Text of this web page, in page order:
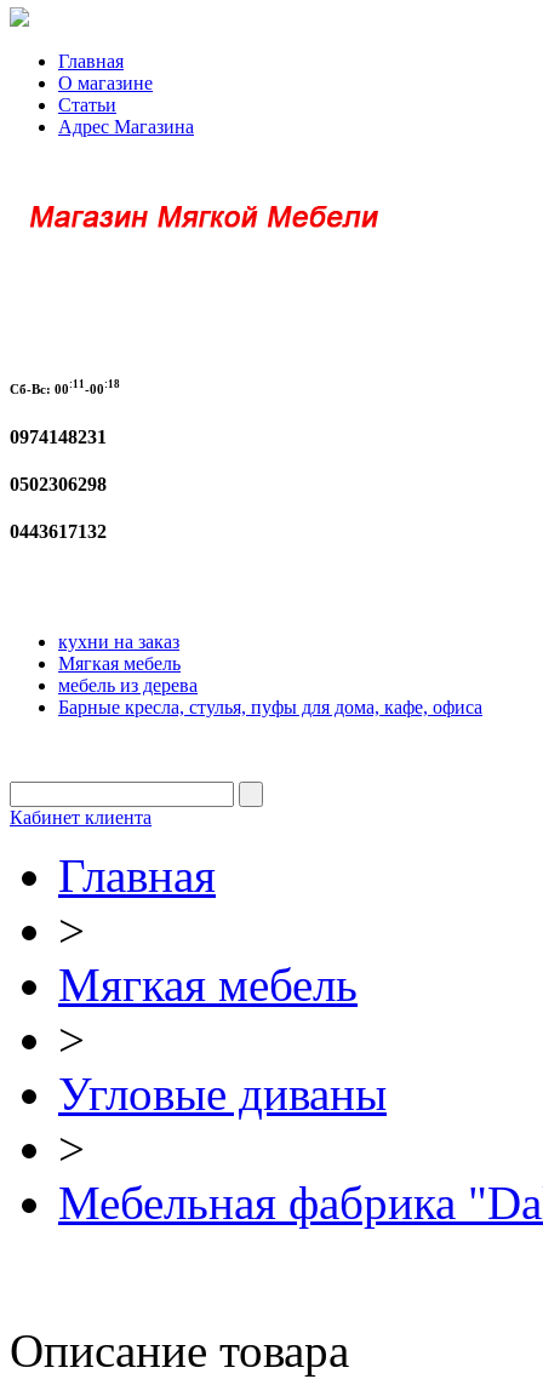
Главная
О магазине
Статьи
Адрес Магазина
Сб-Вс: 00:11 -00:18
0974148231
0502306298
0443617132
кухни на заказ
Мягкая мебель
мебель из дерева
Барные кресла, стулья, пуфы для дома, кафе, офиса
Кабинет клиента
Главная
>
Мягкая мебель
>
Угловые диваны
>
Мебельная фабрика
Описание товара